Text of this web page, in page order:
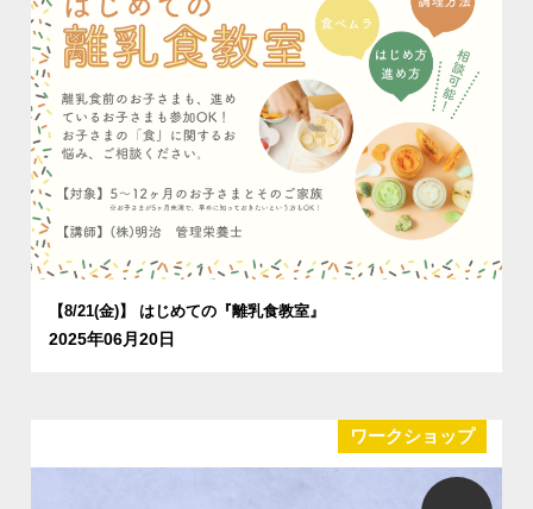
【8/21(金)】 はじめての『離乳食教室』
2025年06月20日
ワークショップ